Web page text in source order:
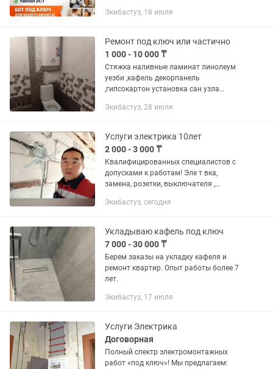
прибыль. Мы внедряем AI-ассистента
Экибастуз, 18 июля
Ремонт под ключ или частично
1 000 - 10 000 ₸
Стяжка наливные ламинат линолеум
уезби ,кафель декорпанель
,гипсокартон установка сан узла
Экибастуз, 28 июля
Услуги электрика 10лет
2 000 - 3 000 ₸
Квалифицированных специалистов с
допусками к работам! Эле т вка,
замена, розетки, выключателя ,
Монтаж , подключение систем сточной
Экибастуз, сегодня
Укладываю кафель под ключ
7 000 - 30 000 ₸
Берем заказы на укладку кафеля и
ремонт квартир. Опыт работы более 7
лет.
Экибастуз, 17 июля
Услуги Электрика
Договорная
Полный спектр электромонтажных
работ «под ключ»! Мы предлагаем: